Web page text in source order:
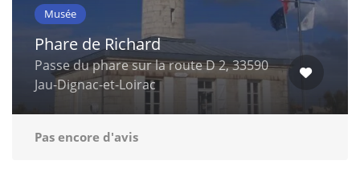
Musée
Phare de Richard
Passe du phare sur la route D 2, 33590
Jau-Dignac-et-Loirac
Pas encore d'avis